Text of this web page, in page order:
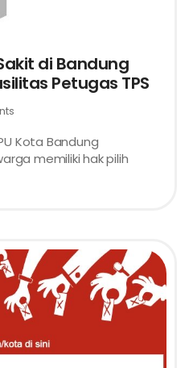
di Bandung
Petugas TPS
Kota Bandung
memiliki hak pilih